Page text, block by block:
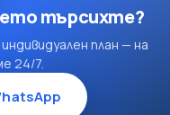
търсихте?
план — на
24/7.